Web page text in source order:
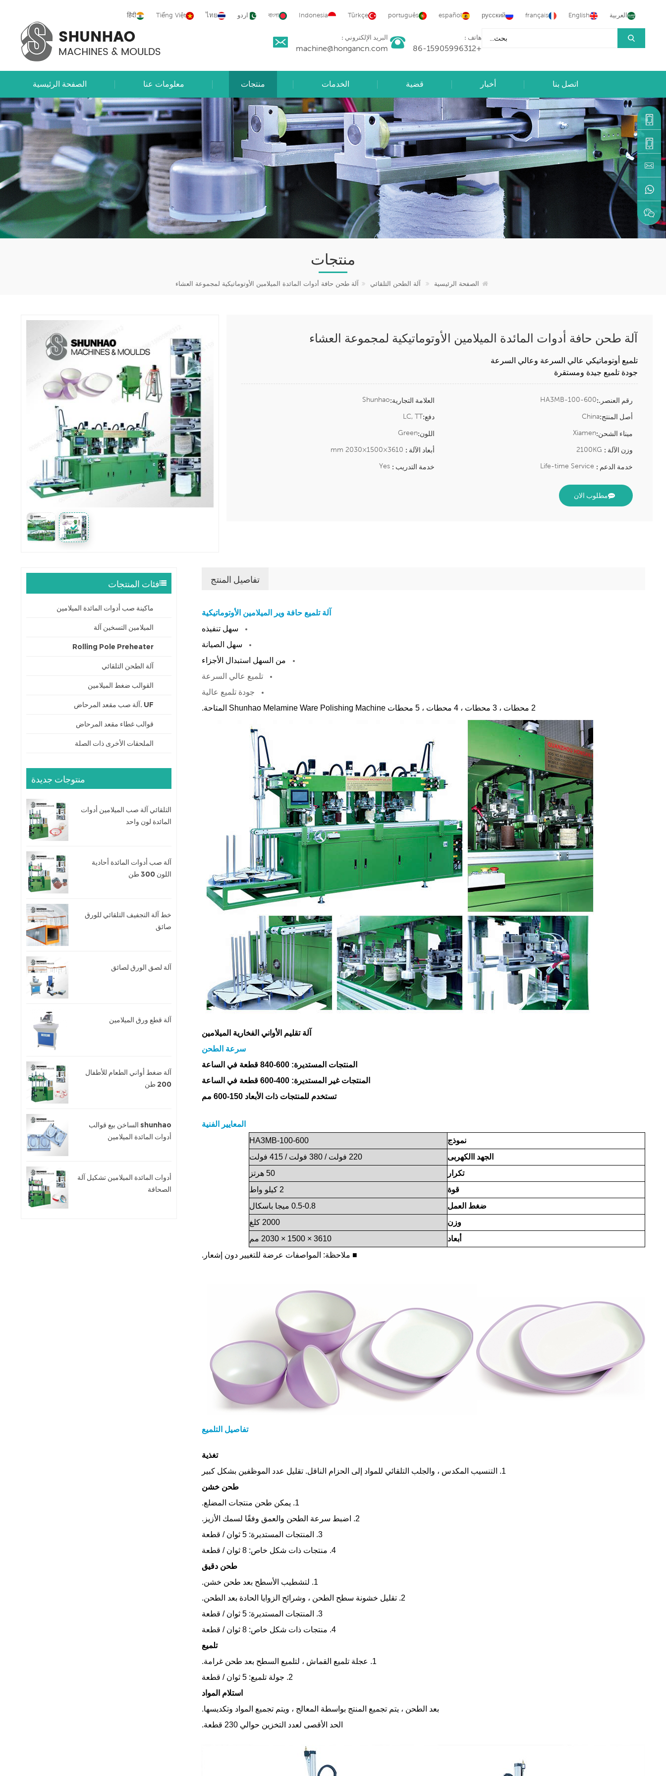
العربية English
français
русский
español
português
Türkçe
Indonesia
বাংলা اردو ไทย
Tiếng Việt
हिंदी
هاتف :
+86-15905996312
البريد الإلكتروني :
machine@hongancn.com
الصفحة الرئيسية معلومات عنا منتجات الخدمات قضية أخبار اتصل بنا
منتجات
الصفحة الرئيسية آلة الطحن التلقائي آلة طحن حافة أدوات المائدة الميلامين الأوتوماتيكية لمجموعة العشاء
آلة طحن حافة أدوات المائدة الميلامين الأوتوماتيكية لمجموعة العشاء
تلميع أوتوماتيكي عالي السرعة وعالي السرعة
جودة تلميع جيدة ومستقرة
العلامة التجارية:Shunhao رقم العنصر.:HA3MB-100-600
دفع:LC, TT أصل المنتج:China
اللون:Green ميناء الشحن:Xiamen
أبعاد الآلة : وزن الآلة :
خدمة التدريب : خدمة الدعم :
مطلوب الان
فئات المنتجات
ماكينة صب أدوات المائدة الميلامين
الميلامين التسخين آلة
Rolling Pole Preheater
آلة الطحن التلقائي
القوالب ضغط الميلامين
UF .آلة صب مقعد المرحاض
قوالب غطاء مقعد المرحاض
الملحقات الأخرى ذات الصلة
منتوجات جديدة
التلقائي آلة صب الميلامين أدوات
المائدة لون واحد
آلة صب أدوات المائدة أحادية
اللون 300 طن
خط آلة التجفيف التلقائي للورق
صائق
آلة لصق الورق لصائق
آلة قطع ورق الميلامين
آلة ضغط أواني الطعام للأطفال
200 طن
shunhao الساخن بيع قوالب
أدوات المائدة الميلامين
أدوات المائدة الميلامين تشكيل آلة
الصحافة
تفاصيل المنتج
آلة تلميع حافة وير الميلامين الأوتوماتيكية
سهل تنفيذه
سهل الصيانة
من السهل استبدال الأجزاء
تلميع عالي السرعة
جودة تلميع عالية
2 محطات ، 3 محطات ، 4 محطات ، 5 محطات Shunhao Melamine Ware Polishing Machine المتاحة.
آلة تقليم الأواني الفخارية الميلامين
سرعة الطحن
المنتجات المستديرة: 600-840 قطعة في الساعة
المنتجات غير المستديرة: 400-600 قطعة في الساعة
تستخدم للمنتجات ذات الأبعاد 150-600 مم
المعايير الفنية
نموذج
HA3MB-100-600
الجهد االكهربى
220 فولت / 380 فولت / 415 فولت
تكرار
50 هرتز
قوة
2 كيلو واط
ضغط العمل
0.5-0.8 ميجا باسكال
وزن
2000 كلغ
أبعاد
3610 × 1500 × 2030 مم
■ ملاحظة: المواصفات عرضة للتغيير دون إشعار.
تفاصيل التلميع
تغذية
1. التنسيب المكدس ، والجلب التلقائي للمواد إلى الحزام الناقل. تقليل عدد الموظفين بشكل كبير
طحن خشن
1. يمكن طحن منتجات المضلع.
2. اضبط سرعة الطحن والعمق وفقًا لسمك الأزيز.
3. المنتجات المستديرة: 5 ثوان / قطعة
4. منتجات ذات شكل خاص: 8 ثوان / قطعة
طحن دقيق
1. لتشطيب الأسطح بعد طحن خشن.
2. تقليل خشونة سطح الطحن ، وشرائح الزوايا الحادة بعد الطحن.
3. المنتجات المستديرة: 5 ثوان / قطعة
4. منتجات ذات شكل خاص: 8 ثوان / قطعة
تلميع
1. عجلة تلميع القماش ، لتلميع السطح بعد طحن غرامة.
2. جولة تلميع: 5 ثوان / قطعة
استلام المواد
بعد الطحن ، يتم تجميع المنتج بواسطة المعالج ، ويتم تجميع المواد وتكديسها.
الحد الأقصى لعدد التخزين حوالي 230 قطعة.
+86-
15905996312
+86-
595-
22216883
machine@hongancn.com
+86
15905996312